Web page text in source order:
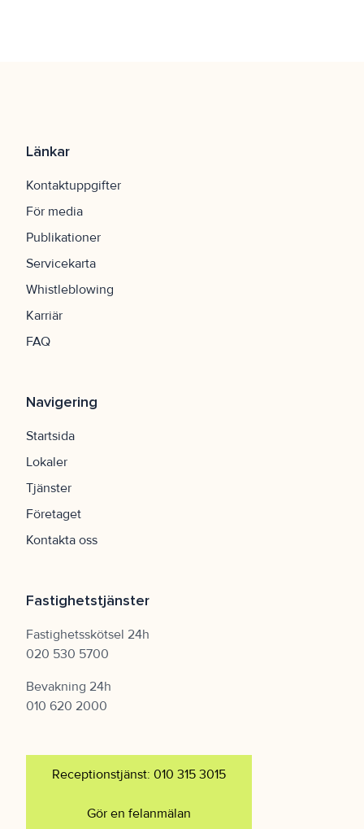
Länkar
Kontaktuppgifter
För media
Publikationer
Servicekarta
Whistleblowing
Karriär
FAQ
Navigering
Startsida
Lokaler
Tjänster
Företaget
Kontakta oss
Fastighetstjänster
Fastighetsskötsel 24h
020 530 5700
Bevakning 24h
010 620 2000
Receptionstjänst: 010 315 3015
Gör en felanmälan